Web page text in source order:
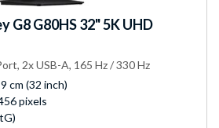
G8 G80HS 32" 5K UHD
2x USB-A, 165 Hz / 330 Hz
cm (32 inch)
pixels